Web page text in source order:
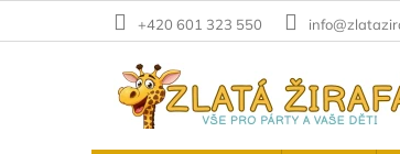
+420 601 323 550